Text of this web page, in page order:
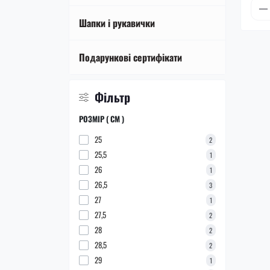
Шапки і рукавички
Подарункові сертифікати
Фільтр
РОЗМІР ( СМ )
25
2
25,5 1
26 1
26,5 3
27 1
27,5 2
28 2
28,5 2
29 1